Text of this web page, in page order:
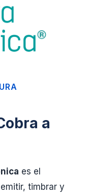
a
es el
timbrar y